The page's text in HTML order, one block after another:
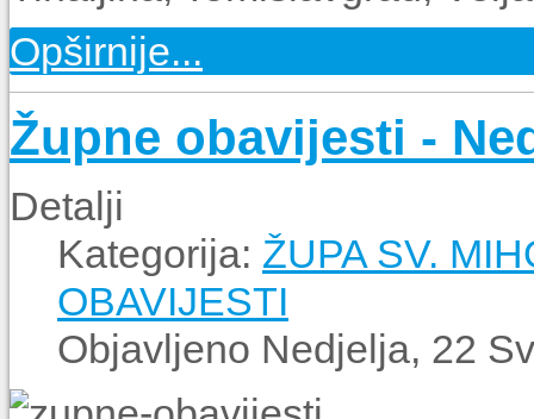
Opširnije...
Župne obavijesti -
Detalji
Kategorija: ŽUPA SV.
OBAVIJESTI
Objavljeno Nedjelja, 22